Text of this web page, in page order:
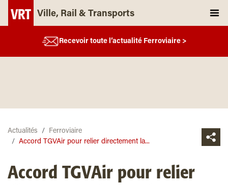
Ville, Rail & Transports
Recevoir toute l’actualité Ferroviaire >
Actualités
Ferroviaire
Accord TGVAir pour relier directement la...
Accord TGVAir pour relier